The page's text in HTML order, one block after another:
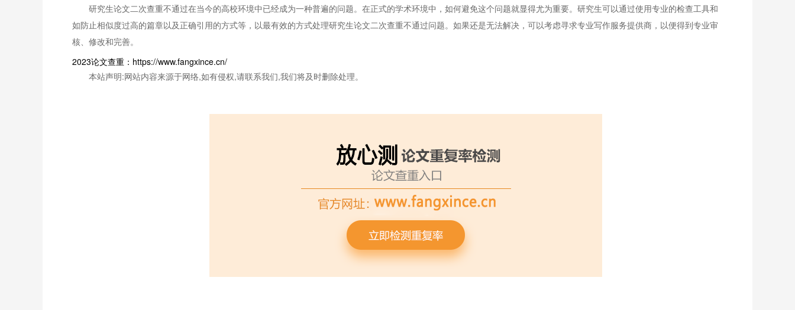
研究生论文二次查重不通过在当今的高校环境中已经成为一种普遍的问题。在正式的学术环境中，如何避免这个问题就显得尤为重要。研究生可以通过使用专业的检查工具和
如防止相似度过高的篇章以及正确引用的方式等，以最有效的方式处理研究生论文二次查重不通过问题。如果还是无法解决，可以考虑寻求专业写作服务提供商，以便得到专业审
核、修改和完善。
2023论文查重：https://www.fangxince.cn/
本站声明:网站内容来源于网络,如有侵权,请联系我们,我们将及时删除处理。